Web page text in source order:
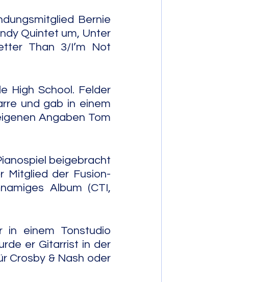
Bernie
Quintet um, Unter
Than 3/I’m Not
High School. Felder
und gab in einem
Angaben Tom
beigebracht
Mitglied der Fusion-
Album (CTI,
in einem Tonstudio
er Gitarrist in der
Crosby & Nash oder